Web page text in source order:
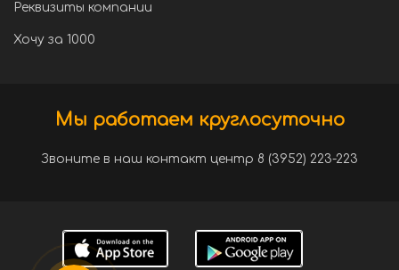
Реквизиты компании
Хочу за 1000
Мы работаем круглосуточно
Звоните в наш контакт центр 8 (3952) 223-223